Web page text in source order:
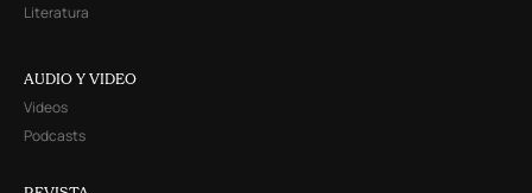
Literatura
AUDIO Y VIDEO
Videos
Podcasts